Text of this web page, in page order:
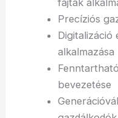
fajták
Precíziós
Digitalizáció
alkalmazása
bevezetése